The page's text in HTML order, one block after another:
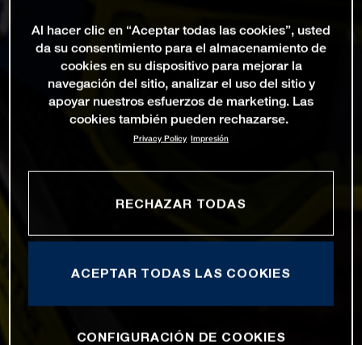
Al hacer clic en “Aceptar todas las cookies”, usted
da su consentimiento para el almacenamiento de
cookies en su dispositivo para mejorar la
navegación del sitio, analizar el uso del sitio y
apoyar nuestros esfuerzos de marketing. Las
cookies también pueden rechazarse.
Privacy Policy Impresión
RECHAZAR TODAS
ACEPTAR TODAS LAS COOKIES
CONFIGURACIÓN DE COOKIES